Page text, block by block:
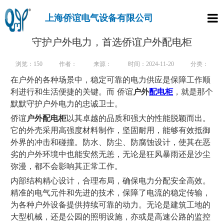
走
行
样
上海侨谊电气设备有限公司
守护户外电力，首选侨谊户外配电柜
浏览： 150 作者： 来源： 时间：2024-11-20 分类：
在户外的各种场景中，稳定可靠的电力供应是保障工作顺
利进行和生活便捷的关键。而 侨谊户外配电柜，就是那个
默默守护户外电力的忠诚卫士。
侨谊户外配电柜以其卓越的品质和强大的性能脱颖而出。
它的外壳采用高强度材料制作，坚固耐用，能够有效抵御
外界的冲击和碰撞。防水、防尘、防腐蚀设计，使其在恶
劣的户外环境中也能安然无恙，无论是狂风暴雨还是沙尘
弥漫，都不会影响其正常工作。
内部结构精心设计，合理布局，确保电力分配安全高效。
精准的电气元件和先进的技术，保障了电流的稳定传输，
为各种户外设备提供持续可靠的动力。无论是建筑工地的
大型机械，还是公园的照明设施，亦或是高速公路的监控